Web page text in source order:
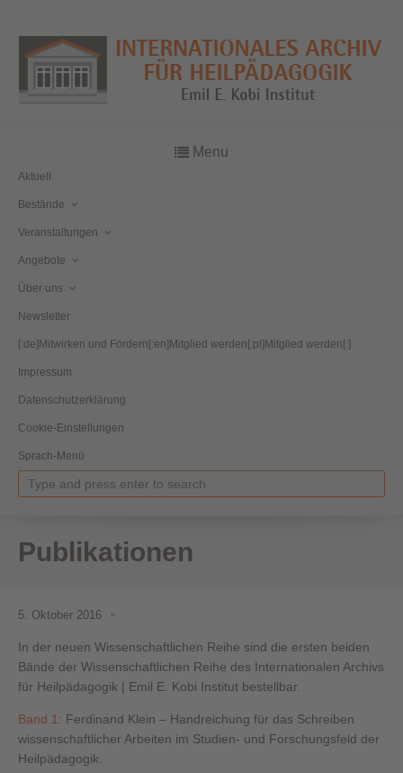
Menu
Aktuell
Bestände
Veranstaltungen
Angebote
Über uns
Newsletter
[:de]Mitwirken und Fördern[:en]Mitglied werden[:pl]Mitglied werden[:]
Impressum
Datenschutzerklärung
Cookie-Einstellungen
Sprach-Menü
Publikationen
5. Oktober 2016
In der neuen Wissenschaftlichen Reihe sind die ersten beiden
Bände der Wissenschaftlichen Reihe des Internationalen Archivs
für Heilpädagogik | Emil E. Kobi Institut bestellbar.
Band 1 : Ferdinand Klein – Handreichung für das Schreiben
wissenschaftlicher Arbeiten im Studien- und Forschungsfeld der
Heilpädagogik.